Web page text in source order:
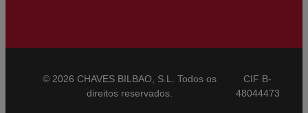
© 2026 CHAVES BILBAO, S.L. Todos os
direitos reservados.
CIF B-
48044473